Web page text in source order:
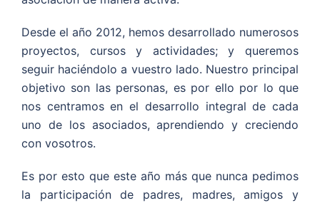
Desde el año 2012, hemos desarrollado numerosos
proyectos, cursos y actividades; y queremos
seguir haciéndolo a vuestro lado. Nuestro principal
objetivo son las personas, es por ello por lo que
nos centramos en el desarrollo integral de cada
uno de los asociados, aprendiendo y creciendo
con vosotros.
Es por esto que este año más que nunca pedimos
la participación de padres, madres, amigos y